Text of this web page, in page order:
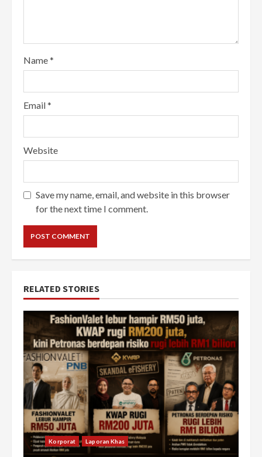
Name*
Email*
Website
Save my name, email, and website in this browser
for the next time I comment.
RELATED STORIES
Korporat Laporan Khas